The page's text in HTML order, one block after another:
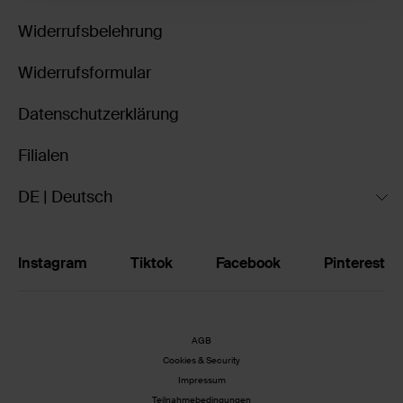
Widerrufsbelehrung
Widerrufsformular
Datenschutzerklärung
Filialen
DE | Deutsch
Instagram Tiktok Facebook Pinterest
AGB
Cookies & Security
Impressum
Teilnahmebedingungen